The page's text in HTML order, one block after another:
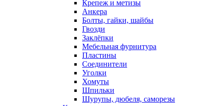
Крепеж и метизы
Анкера
Болты, гайки, шайбы
Гвозди
Заклёпки
Мебельная фурнитура
Пластины
Соединители
Уголки
Хомуты
Шпильки
Шурупы, дюбеля, саморезы